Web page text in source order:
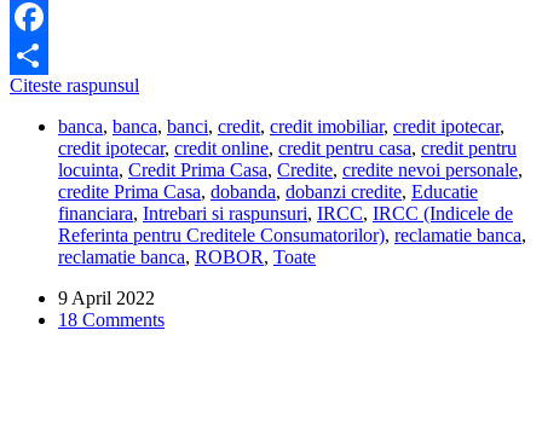
Facebook
Share
Citeste raspunsul
schimba
dobanda
ROBOR
cu
IRCC,
la
creditele
Casa?
banca, banca, banci, credit, credit imobiliar, credit ipotecar,
credit ipotecar, credit online, credit pentru casa, credit pentru
locuinta, Credit Prima Casa, Credite, credite nevoi personale,
credite Prima Casa, dobanda, dobanzi credite, Educatie
financiara, Intrebari si raspunsuri, IRCC, IRCC (Indicele de
Referinta pentru Creditele Consumatorilor), reclamatie banca,
reclamatie banca, ROBOR, Toate
9 April 2022
18 Comments